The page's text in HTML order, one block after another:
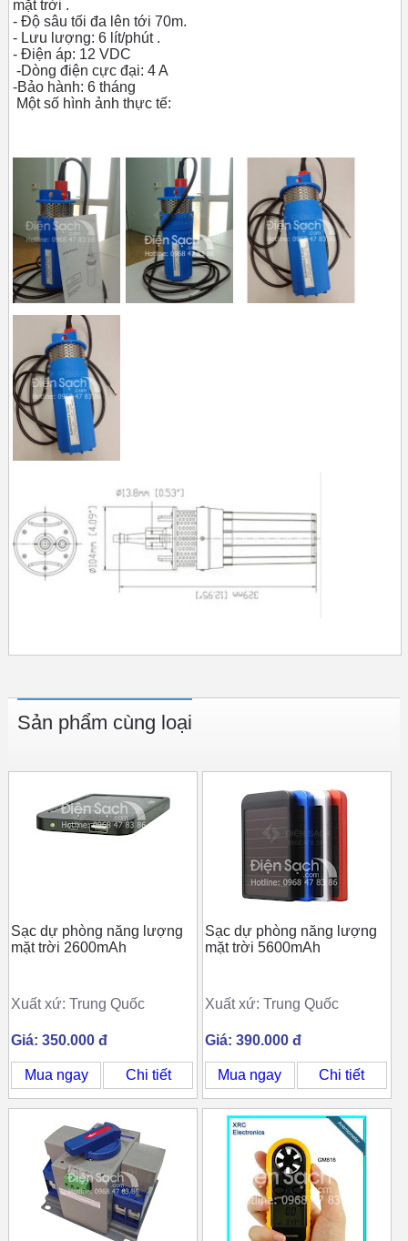
mặt trời .
- Độ sâu tối đa lên tới 70m.
- Lưu lượng: 6 lít/phút .
- Điện áp: 12 VDC
-Dòng điện cực đại: 4 A
-Bảo hành: 6 tháng
Một số hình ảnh thực tế:
Sản phẩm cùng loại
Sạc dự phòng năng lượng
mặt trời 2600mAh
Xuất xứ: Trung Quốc
Giá: 350.000 đ
Mua ngay Chi tiết
Sạc dự phòng năng lượng
mặt trời 5600mAh
Xuất xứ: Trung Quốc
Giá: 390.000 đ
Mua ngay Chi tiết